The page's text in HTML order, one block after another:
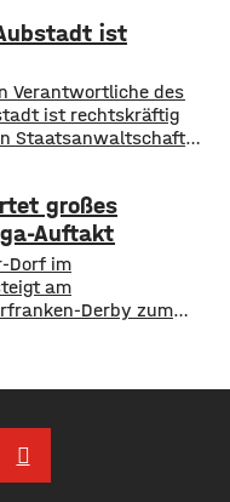
die
Minute dann aber der
ist
Verantwortliche des
ist rechtskräftig
Staatsanwaltschaft
Würzburg
auf Bewährung
von insgesamt rund
nachgewiesen, dass
und
großes
Auftakt
Dorf im
am
Derby zum
Das